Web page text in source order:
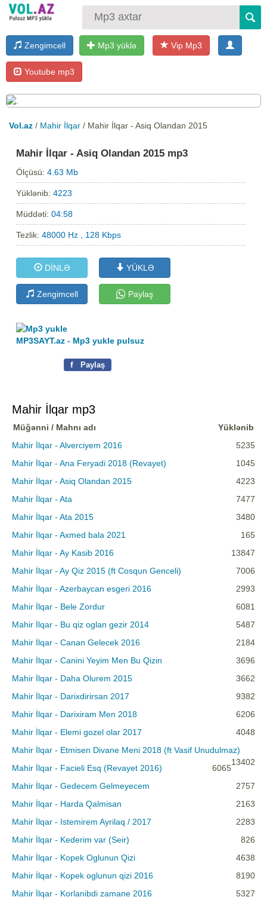
Zengimcell Mp3 yüklə Vip Mp3
Youtube mp3
Vol.az / Mahir İlqar / Mahir İlqar - Asiq Olandan 2015
Mahir İlqar - Asiq Olandan 2015 mp3
Ölçüsü:4.63 Mb
Yüklənib:4223
Müddəti:04:58
Tezlik:48000 Hz , 128 Kbps
DİNLƏ YÜKLƏ
Zengimcell Paylaş
MP3SAYT.az - Mp3 yukle pulsuz
f Paylaş
Mahir İlqar mp3
Müğənni / Mahnı adı
Yüklənib
Mahir İlqar - Alverciyem 2016
5235
Mahir İlqar - Ana Feryadi 2018 (Revayet)
1045
Mahir İlqar - Asiq Olandan 2015
4223
Mahir İlqar - Ata
7477
Mahir İlqar - Ata 2015
3480
Mahir İlqar - Axmed bala 2021
165
Mahir İlqar - Ay Kasib 2016
13847
Mahir İlqar - Ay Qiz 2015 (ft Cosqun Genceli)
7006
Mahir İlqar - Azerbaycan esgeri 2016
2993
Mahir İlqar - Bele Zordur
6081
Mahir İlqar - Bu qiz oglan gezir 2014
5487
Mahir İlqar - Canan Gelecek 2016
2184
Mahir İlqar - Canini Yeyim Men Bu Qizin
3696
Mahir İlqar - Daha Olurem 2015
3662
Mahir İlqar - Darixdirirsan 2017
9382
Mahir İlqar - Darixiram Men 2018
6206
Mahir İlqar - Elemi gozel olar 2017
4048
Mahir İlqar - Etmisen Divane Meni 2018 (ft Vasif Unudulmaz)
13402
Mahir İlqar - Facieli Esq (Revayet 2016)
6065
Mahir İlqar - Gedecem Gelmeyecem
2757
Mahir İlqar - Harda Qalmisan
2163
Mahir İlqar - Istemirem Ayrilaq / 2017
2283
Mahir İlqar - Kederim var (Seir)
826
Mahir İlqar - Kopek Oglunun Qizi
4638
Mahir İlqar - Kopek oglunun qizi 2016
8190
Mahir İlqar - Korlanibdi zamane 2016
5327